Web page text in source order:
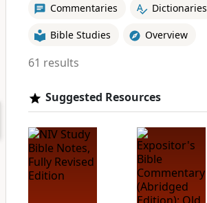
Commentaries Dictionaries
Bible Studies Overview
61 results
Suggested Resources